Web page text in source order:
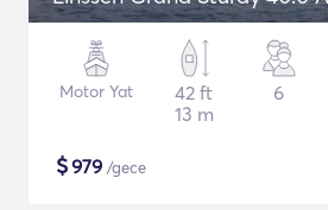
Motor Yat
42 ft
13 m
6
$979 /gece